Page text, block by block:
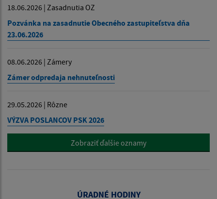
18.06.2026 | Zasadnutia OZ
Pozvánka na zasadnutie Obecného zastupiteľstva dňa
23.06.2026
08.06.2026 | Zámery
Zámer odpredaja nehnuteľnosti
29.05.2026 | Rôzne
VÝZVA POSLANCOV PSK 2026
Zobraziť ďalšie oznamy
ÚRADNÉ HODINY